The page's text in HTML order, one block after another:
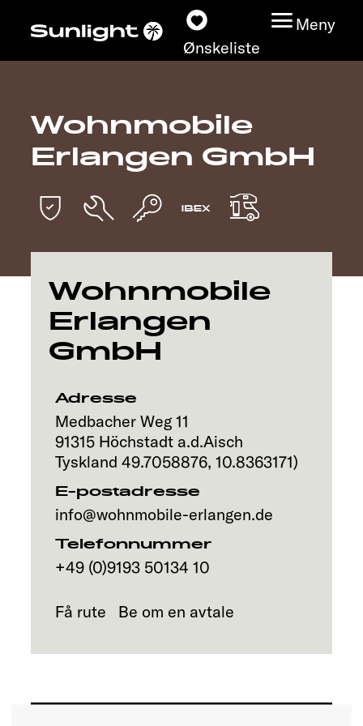
Ønskeliste
Meny
Modeller
Finn din Sunlight
Oppdage
Service
Wohnmobile
Erlangen GmbH
Wohnmobile
Erlangen
GmbH
Adresse
Medbacher Weg 11
91315 Höchstadt a.d.Aisch
Tyskland 49.7058876, 10.8363171)
E-postadresse
info@wohnmobile-erlangen.de
Telefonnummer
+49 (0)9193 50134 10
Få rute Be om en avtale